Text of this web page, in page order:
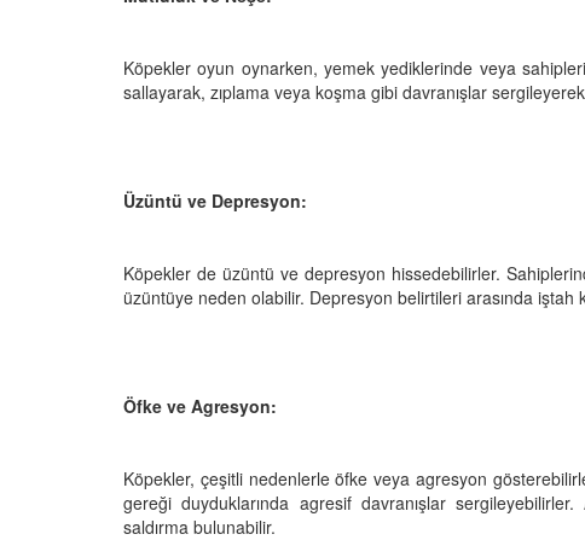
Köpekler oyun oynarken, yemek yediklerinde veya
sallayarak, zıplama veya koşma gibi davranışlar
Üzüntü ve Depresyon:
Köpekler de üzüntü ve depresyon hissedebilirler.
üzüntüye neden olabilir. Depresyon belirtileri arasında
Öfke ve Agresyon:
Köpekler, çeşitli nedenlerle öfke veya agresyon
gereği duyduklarında agresif davranışlar
saldırma bulunabilir.
Köpeklerde Kilo
Sağlıklı Zayıflama